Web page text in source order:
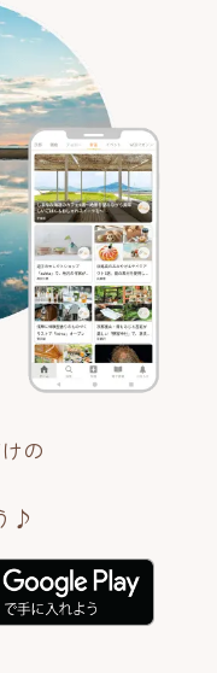
の
♪